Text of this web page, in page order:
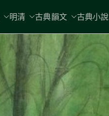
明清 古典韻文 古典小說